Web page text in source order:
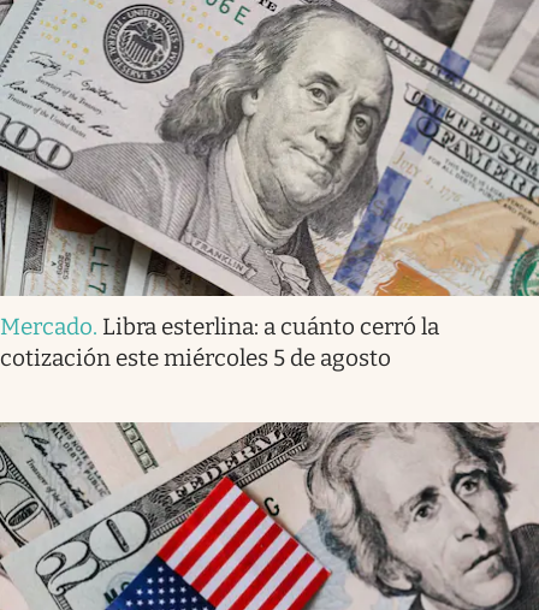
Mercado. Libra esterlina: a cuánto cerró la
cotización este miércoles 5 de agosto